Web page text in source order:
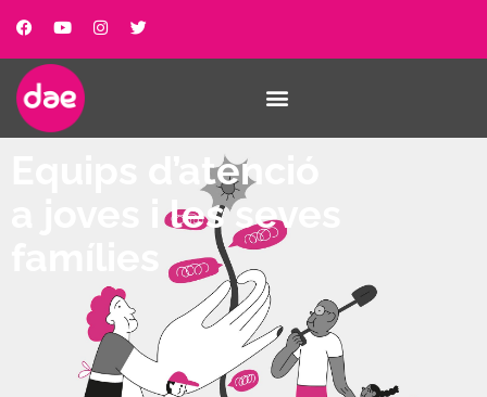
Equips d’atenció
a joves i les seves